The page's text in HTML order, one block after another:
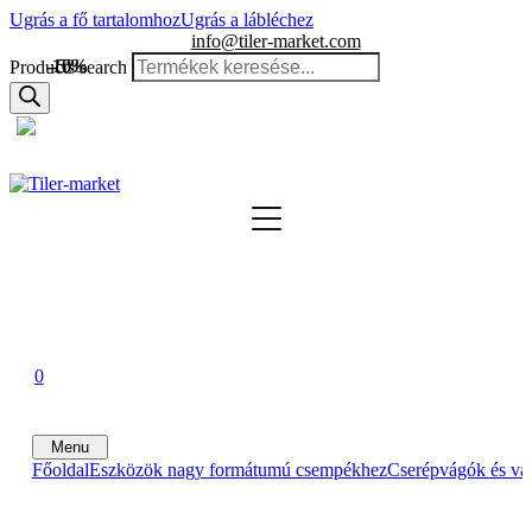
Ugrás a fő tartalomhozUgrás a lábléchez
info@tiler-market.com
Products search
0
Menu
FőoldalEszközök nagy formátumú csempékhezCserépvágók és
-5%
-10%
-10%